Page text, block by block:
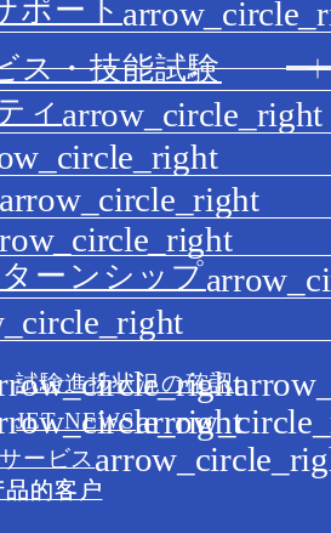
ィ
ーンシップ
ポート
ス・技能試験
試験進捗状況の確認
JET NEWS
ービス
的客户